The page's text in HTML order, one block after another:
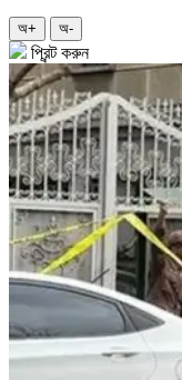
অ+ অ-
প্রিন্ট করুন